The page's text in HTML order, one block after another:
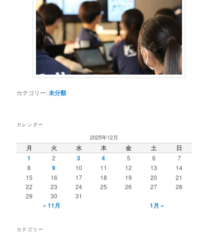
カテゴリー:未分類
カレンダー
2025年12月
月 火 水 木 金 土
日
1
2 3 4 5 6
7
8
9 10 11 12 13
14
15
16 17 18 19 20
21
22
23 24 25 26 27
28
29
30 31
« 11月 1月 »
カテゴリー